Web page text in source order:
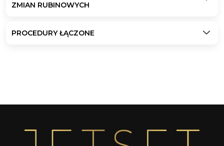
ZMIAN RUBINOWYCH
PROCEDURY ŁĄCZONE